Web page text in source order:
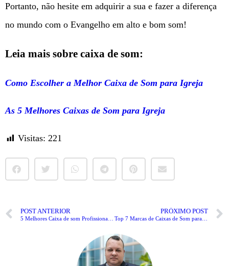
Portanto, não hesite em adquirir a sua e fazer a diferença
no mundo com o Evangelho em alto e bom som!
Leia mais sobre caixa de som:
Como Escolher a Melhor Caixa de Som para Igreja
As 5 Melhores Caixas de Som para Igreja
Visitas: 221
POST ANTERIOR PRÓXIMO POST
Top 7 Marcas de Caixas de Som para Igrejas em 2025 (Testadas e Comparadas)